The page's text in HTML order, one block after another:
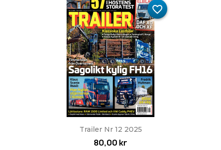
Trailer Nr 12 2025
80,00 kr
favorite_border